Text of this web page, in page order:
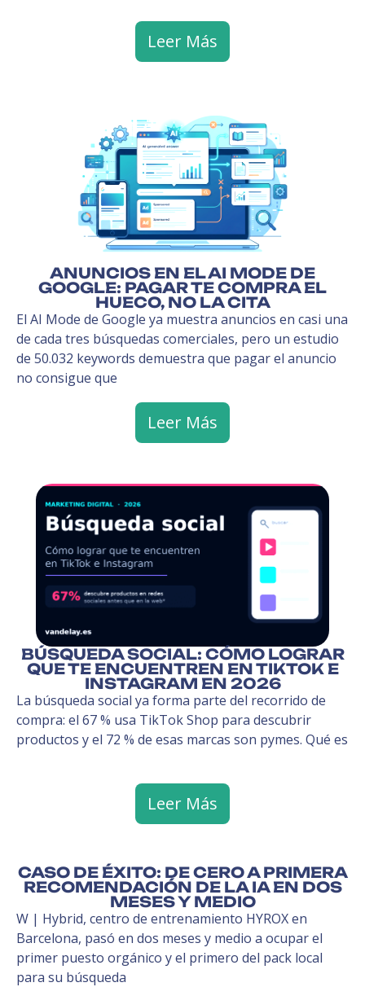
Leer Más
ANUNCIOS EN EL AI MODE DE
GOOGLE: PAGAR TE COMPRA EL
HUECO, NO LA CITA
El AI Mode de Google ya muestra anuncios en casi una
de cada tres búsquedas comerciales, pero un estudio
de 50.032 keywords demuestra que pagar el anuncio
no consigue que
Leer Más
BÚSQUEDA SOCIAL: CÓMO LOGRAR
QUE TE ENCUENTREN EN TIKTOK E
INSTAGRAM EN 2026
La búsqueda social ya forma parte del recorrido de
compra: el 67 % usa TikTok Shop para descubrir
productos y el 72 % de esas marcas son pymes. Qué es
Leer Más
CASO DE ÉXITO: DE CERO A PRIMERA
RECOMENDACIÓN DE LA IA EN DOS
MESES Y MEDIO
W | Hybrid, centro de entrenamiento HYROX en
Barcelona, pasó en dos meses y medio a ocupar el
primer puesto orgánico y el primero del pack local
para su búsqueda